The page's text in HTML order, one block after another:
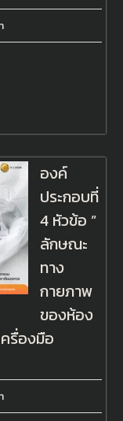
องค์
ประกอบที่
4 หัวข้อ ”
ลักษณะ
ทาง
กายภาพ
ของห้อง
รื่องมือ